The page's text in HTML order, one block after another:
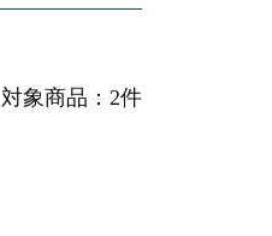
対象商品：2件